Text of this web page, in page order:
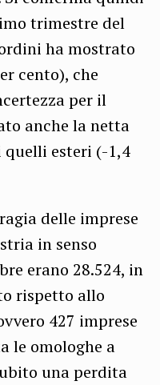
trimestre del
ha mostrato
cento), che
per il
anche la netta
quelli esteri (-1,4
delle imprese
in senso
erano 28.524, in
rispetto allo
427 imprese
le omologhe a
una perdita